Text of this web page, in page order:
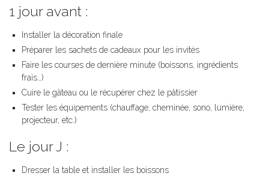
1 jour avant :
Installer la décoration finale
Préparer les sachets de cadeaux pour les invités
Faire les courses de dernière minute (boissons, ingrédients
frais…)
Cuire le gâteau ou le récupérer chez le pâtissier
Tester les équipements (chauffage, cheminée, sono, lumière,
projecteur, etc.)
Le jour J :
Dresser la table et installer les boissons